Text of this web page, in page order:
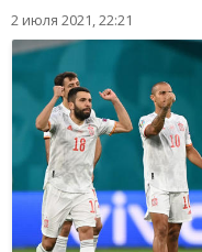
2 июля 2021, 22:21